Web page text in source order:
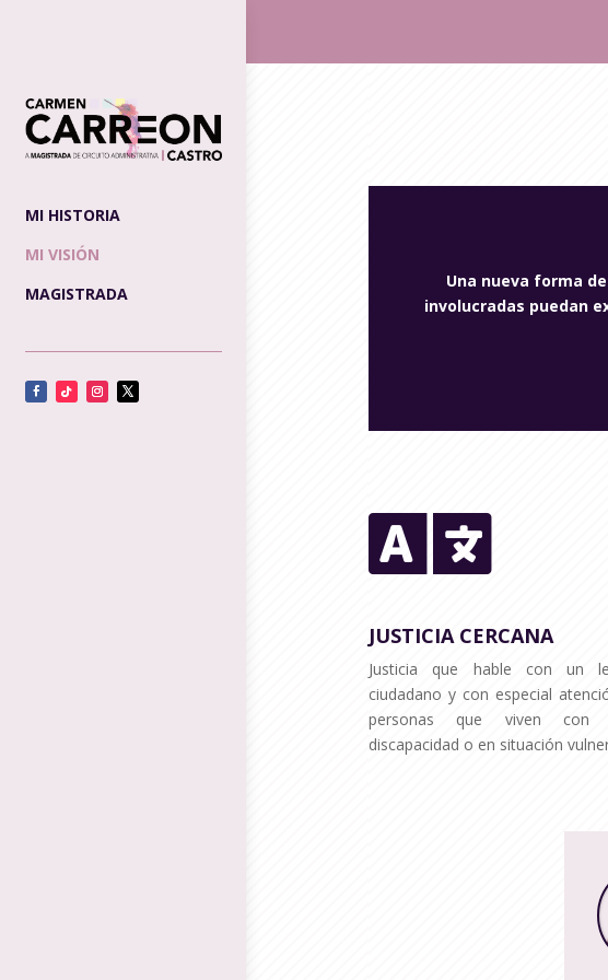
MI HISTORIA
MI VISIÓN
MAGISTRADA
Una nueva forma
involucradas puedan

JUSTICIA CERCANA
Justicia que hable con un
ciudadano y con especial
personas que viven con
discapacidad o en situación